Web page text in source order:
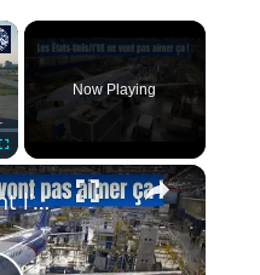
Fullscreen
Now Playing
Yakovlev obtient l'approbation pour la production du MC-21 : et maintenant ?